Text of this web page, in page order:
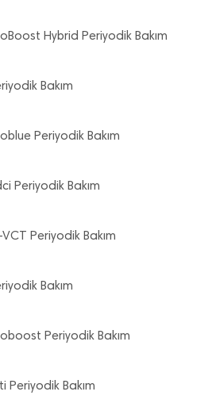
Hybrid Periyodik Bakım
Bakım
Periyodik Bakım
Periyodik Bakım
Periyodik Bakım
Bakım
Periyodik Bakım
Periyodik Bakım